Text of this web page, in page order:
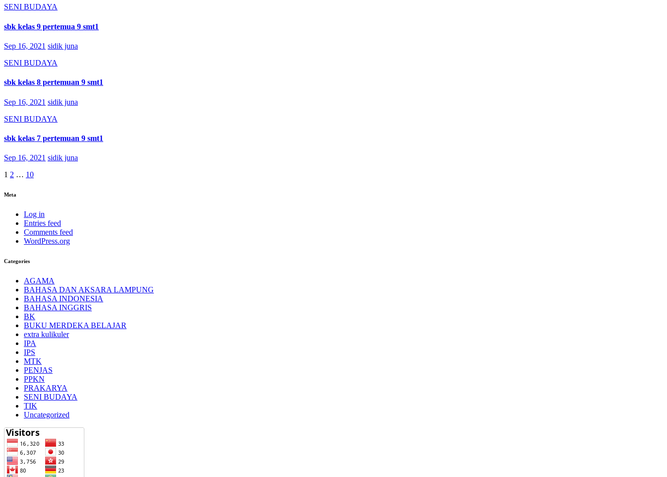
SENI BUDAYA
sbk kelas 9 pertemua 9 smt1
Sep 16, 2021 sidik juna
SENI BUDAYA
sbk kelas 8 pertemuan 9 smt1
Sep 16, 2021 sidik juna
SENI BUDAYA
sbk kelas 7 pertemuan 9 smt1
Sep 16, 2021 sidik juna
Posts
navigation
1 2 … 10
Meta
Log in
Entries feed
Comments feed
WordPress.org
Categories
AGAMA
BAHASA DAN AKSARA LAMPUNG
BAHASA INDONESIA
BAHASA INGGRIS
BK
BUKU MERDEKA BELAJAR
extra kulikuler
IPA
IPS
MTK
PENJAS
PPKN
PRAKARYA
SENI BUDAYA
TIK
Uncategorized